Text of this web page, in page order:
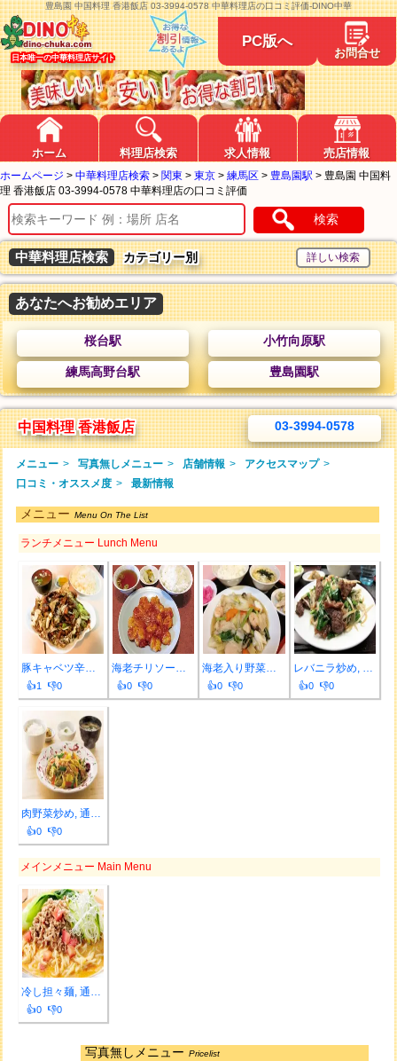
豊島園 中国料理 香港飯店 03-3994-0578 中華料理店の口コミ評価-DINO中華
日本唯一の中華料理店サイト
PC版へ
お問合せ
ホーム 料理店検索 求人情報 売店情報
ホームページ > 中華料理店検索 > 関東 > 東京 > 練馬区 > 豊島園駅 > 豊島園 中国料
理 香港飯店 03-3994-0578 中華料理店の口コミ評価
検索
中華料理店検索 カテゴリー別
あなたへお勧めエリア
桜台駅 小竹向原駅
練馬高野台駅 豊島園駅
中国料理 香港飯店 03-3994-0578
メニュー > 写真無しメニュー > 店舗情報 > アクセスマップ >
口コミ・オススメ度 > 最新情報
メニュー Menu On The List
ランチメニュー Lunch Menu
豚キャベツ辛味噌炒め, 通常価格930円, ライス...
👍1 👎0
海老チリソース, 通常価格930円, ライス・スー...
👍0 👎0
海老入り野菜の塩炒め, 通常価格880円, ライス...
👍0 👎0
レバニラ炒め, 通常価格880円, ライス・スープ...
👍0 👎0
肉野菜炒め, 通常価格830円, ライス・スープ・...
👍0 👎0
メインメニュー Main Menu
冷し担々麺, 通常価格830円
👍0 👎0
写真無しメニュー Pricelist